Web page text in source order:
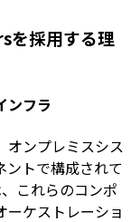
採用する理
ンフラ
オンプレミスシス
ントで構成されて
これらのコンポ
ーケストレーショ